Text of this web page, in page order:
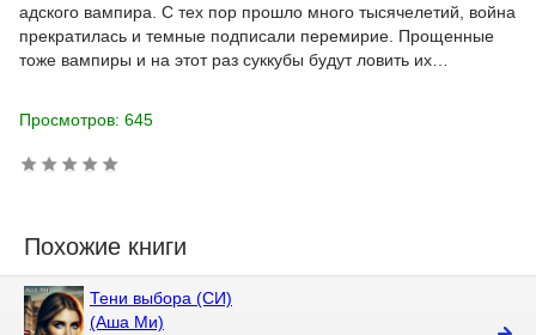
адского вампира. С тех пор прошло много тысячелетий, война
прекратилась и темные подписали перемирие. Прощенные
тоже вампиры и на этот раз суккубы будут ловить их…
Просмотров: 645
Похожие книги
Тени выбора (СИ)
(Аша Ми)